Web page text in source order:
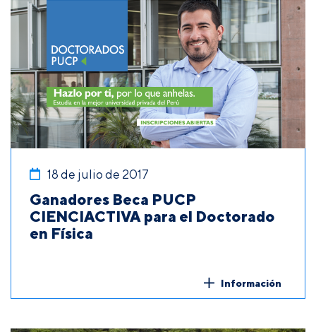
18 de julio de 2017
Ganadores Beca PUCP
CIENCIACTIVA para el Doctorado
en Física
Información